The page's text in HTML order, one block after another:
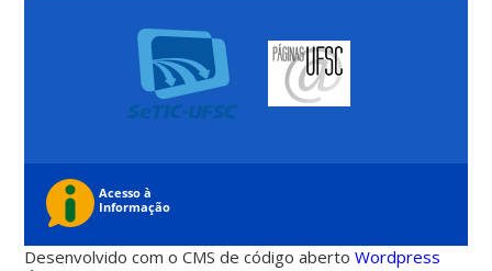
Desenvolvido com o CMS de código abertoWordpress